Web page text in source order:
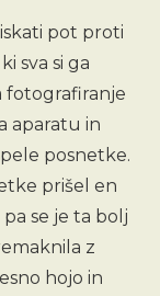
pot proti
sva si ga
fotografiranje
aparatu in
posnetke.
prišel en
se je ta bolj
z
hojo in